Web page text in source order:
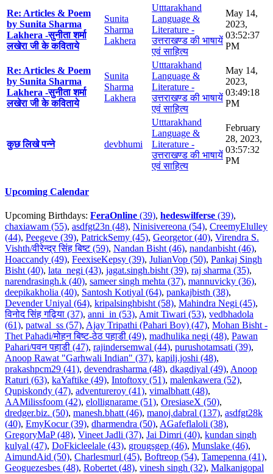
Re: Articles & Poem
by Sunita Sharma
Lakhera -सुनीता शर्मा
लखेरा जी के कविताये
Sunita
Sharma
Lakhera
Utttarakhand
Language &
Literature -
उत्तराखण्ड की भाषायें
एवं साहित्य
May 14,
2023,
03:52:37
PM
Re: Articles & Poem
by Sunita Sharma
Lakhera -सुनीता शर्मा
लखेरा जी के कविताये
Sunita
Sharma
Lakhera
Utttarakhand
Language &
Literature -
उत्तराखण्ड की भाषायें
एवं साहित्य
May 14,
2023,
03:49:18
PM
कुछ लिखे पन्ने devbhumi
Utttarakhand
Language &
Literature -
उत्तराखण्ड की भाषायें
एवं साहित्य
February
28, 2023,
03:57:32
PM
Upcoming Calendar
Upcoming Birthdays: FeraOnline (39), hedeswilferse (39),
chaxiawam (55), asdfgt23n (48), Ninisivereona (54), CreemyElulley
(44), Peegeve (39), PatrickSemy (45), Georgetor (40), Virendra S.
Vishth/वीरेन्द्र सिंह बिष्ट (59), Nandan Bisht (46), nandanbisht (46),
Hoaccandy (49), FeexiseKepsy (39), JulianVop (50), Pankaj Singh
Bisht (40), lata_negi (43), jagat.singh.bisht (39), raj sharma (35),
narendrasingh.k (40), sameer singh mehta (37), mannuvicky (36),
deepikakholia (40), Santosh Kotiyal (64), pankajbisth (38),
Devender Uniyal (64), kripalsinghbisht (58), Mahindra Negi (45),
विनोद सिंह गढ़िया (37), anni_in (53), Amit Tiwari (53), vedbhadola
(61), patwal_ss (57), Ajay Tripathi (Pahari Boy) (47), Mohan Bisht -
Thet Pahadi/मोहन बिष्ट-ठेठ पहाडी (49), madhulika negi (48), Pawan
Pahari/पवन पहाडी (47), rajindersemwal (44), purushotamsati (39),
Anoop Rawat "Garhwali Indian" (37), kapilj.joshi (48),
prakashpcm29 (41), devendrasharma (48), dkagdiyal (49), Anoop
Raturi (63), kaYaftike (49), Intoftoxy (51), malenkawera (52),
Qupiskondy (47), adventureroy (41), vimalbhatt (48),
AAMilissfoom (42), elollignarame (51), OresiaseX (50),
dredger.biz. (50), manesh.bhatt (46), manoj.dabral (137), asdfgt28k
(40), EmyKocur (39), dharmendra (50), AGafeflaloli (38),
GregoryMaP (48), Vineet Jadli (37), Jai Dimri (40), kundan singh
kulyal (47), DoFkicleelale (43), grougsgep (46), Munslake (46),
AimundAid (50), Charlesmurl (45), Boftreop (54), Tamepenna (41),
Geoguezesbes (48), Robertet (48), vinesh singh (32), Malkanigopal